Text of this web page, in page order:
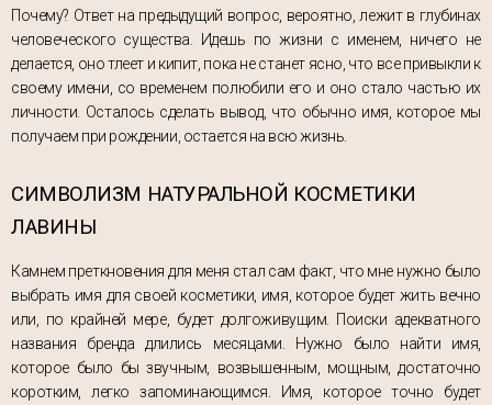
Почему? Ответ на предыдущий вопрос, вероятно, лежит в глубинах
человеческого существа. Идешь по жизни с именем, ничего не
делается, оно тлеет и кипит, пока не станет ясно, что все привыкли к
своему имени, со временем полюбили его и оно стало частью их
личности. Осталось сделать вывод, что обычно имя, которое мы
получаем при рождении, остается на всю жизнь.
СИМВОЛИЗМ НАТУРАЛЬНОЙ КОСМЕТИКИ
ЛАВИНЫ
Камнем преткновения для меня стал сам факт, что мне нужно было
выбрать имя для своей косметики, имя, которое будет жить вечно
или, по крайней мере, будет долгоживущим. Поиски адекватного
названия бренда длились месяцами. Нужно было найти имя,
которое было бы звучным, возвышенным, мощным, достаточно
коротким, легко запоминающимся. Имя, которое точно будет